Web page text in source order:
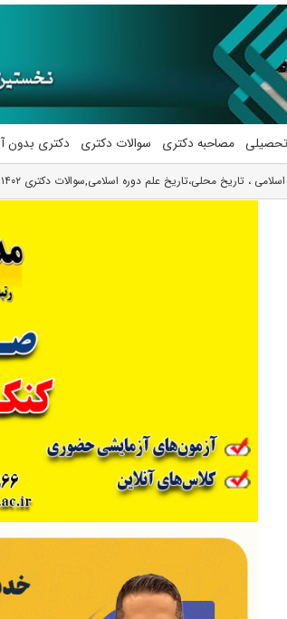
تحصیلی مصاحبه دکتری سوالات دکتری دکتری بدون
، تاریخ محلی،تاریخ علم دوره اسلامی,سوالات دکتری ۱۴۰۲